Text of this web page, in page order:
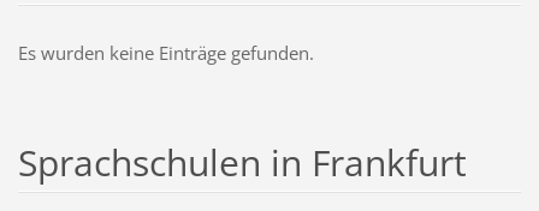
Es wurden keine Einträge gefunden.
Sprachschulen in Frankfurt